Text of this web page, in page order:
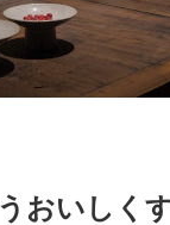
おいしく